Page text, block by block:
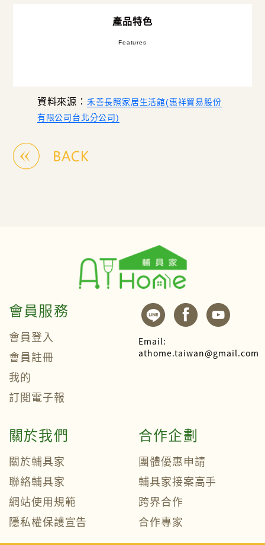
產品特色
Features
資料來源： 禾善長照家居生活館(惠祥貿易股份
有限公司台北分公司)
會員服務
會員登入
會員註冊
我的
訂閱電子報
Email:
athome.taiwan@gmail.com
關於我們
關於輔具家
聯絡輔具家
網站使用規範
隱私權保護宣告
合作企劃
團體優惠申請
輔具家接案高手
跨界合作
合作專家